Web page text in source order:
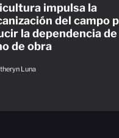
impulsa la
del campo
la dependencia de
de obra
Luna